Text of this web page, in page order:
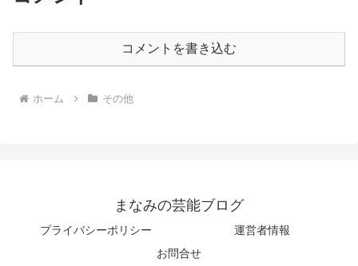
コメントを書き込む
ホーム その他
まなみの芸能ブログ
プライバシーポリシー
運営者情報
お問合せ